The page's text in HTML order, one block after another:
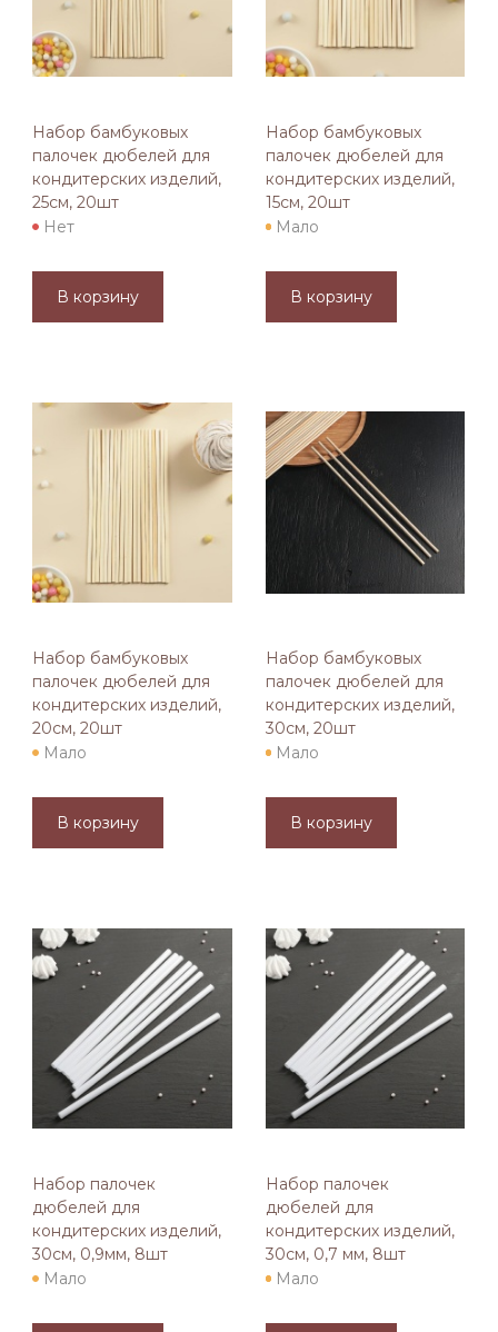
Набор бамбуковых
палочек дюбелей для
кондитерских изделий,
25см, 20шт
Нет
В корзину
Набор бамбуковых
палочек дюбелей для
кондитерских изделий,
15см, 20шт
Мало
В корзину
Набор бамбуковых
палочек дюбелей для
кондитерских изделий,
20см, 20шт
Мало
В корзину
Набор бамбуковых
палочек дюбелей для
кондитерских изделий,
30см, 20шт
Мало
В корзину
Набор палочек
дюбелей для
кондитерских изделий,
30см, 0,9мм, 8шт
Мало
Набор палочек
дюбелей для
кондитерских изделий,
30см, 0,7 мм, 8шт
Мало